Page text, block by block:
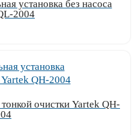
установка без насоса
2004
очистки Yartek QH-